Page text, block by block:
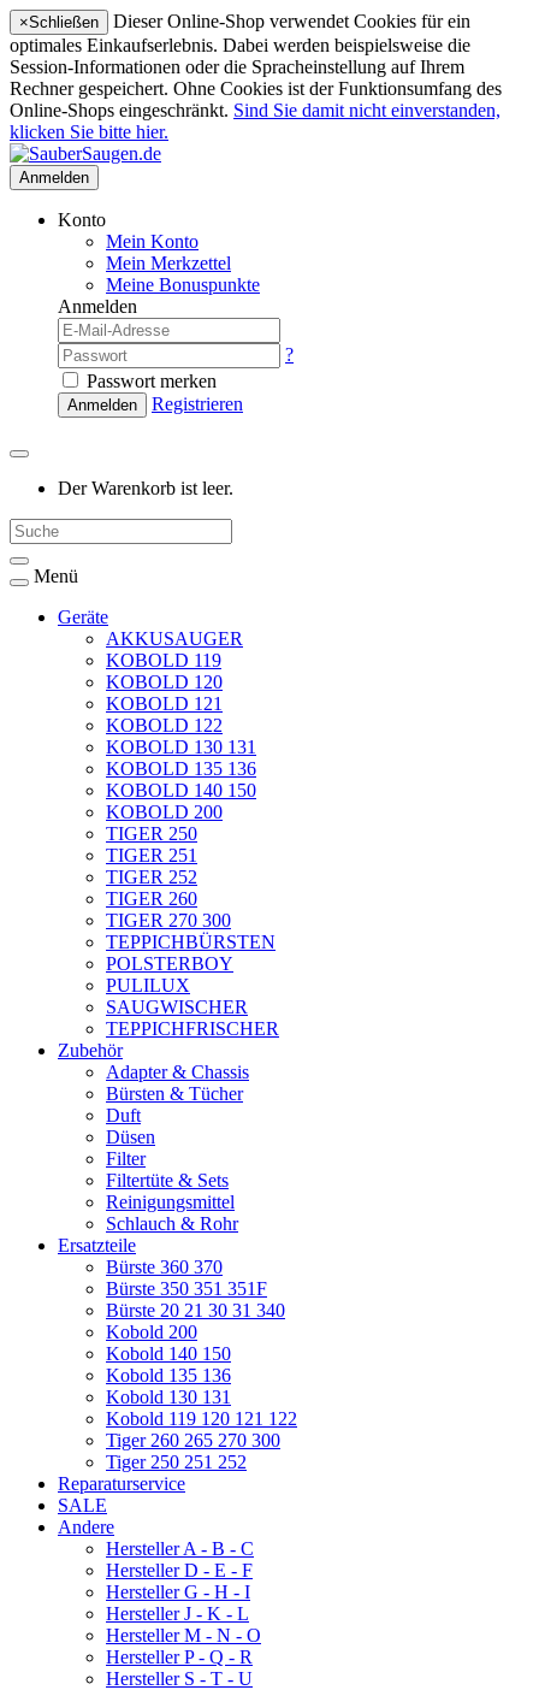
×Schließen
Dieser Online-Shop verwendet Cookies für ein
optimales Einkaufserlebnis. Dabei werden beispielsweise die
Session-Informationen oder die Spracheinstellung auf Ihrem
Rechner gespeichert. Ohne Cookies ist der Funktionsumfang des
Online-Shops eingeschränkt. Sind Sie damit nicht einverstanden,
klicken Sie bitte hier.
Anmelden
Konto
Mein Konto
Mein Merkzettel
Meine Bonuspunkte
Anmelden
?
Passwort merken
Anmelden Registrieren
Der Warenkorb ist leer.
Menü
Geräte
AKKUSAUGER
KOBOLD 119
KOBOLD 120
KOBOLD 121
KOBOLD 122
KOBOLD 130 131
KOBOLD 135 136
KOBOLD 140 150
KOBOLD 200
TIGER 250
TIGER 251
TIGER 252
TIGER 260
TIGER 270 300
TEPPICHBÜRSTEN
POLSTERBOY
PULILUX
SAUGWISCHER
TEPPICHFRISCHER
Zubehör
Adapter & Chassis
Bürsten & Tücher
Duft
Düsen
Filter
Filtertüte & Sets
Reinigungsmittel
Schlauch & Rohr
Ersatzteile
Bürste 360 370
Bürste 350 351 351F
Bürste 20 21 30 31 340
Kobold 200
Kobold 140 150
Kobold 135 136
Kobold 130 131
Kobold 119 120 121 122
Tiger 260 265 270 300
Tiger 250 251 252
Reparaturservice
SALE
Andere
Hersteller A - B - C
Hersteller D - E - F
Hersteller G - H - I
Hersteller J - K - L
Hersteller M - N - O
Hersteller P - Q - R
Hersteller S - T - U